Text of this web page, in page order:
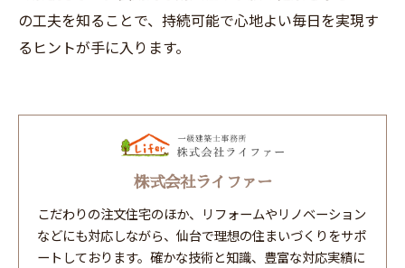
の工夫を知ることで、持続可能で心地よい毎日を実現す
るヒントが手に入ります。
株式会社ライファー
こだわりの注文住宅のほか、リフォームやリノベーション
などにも対応しながら、仙台で理想の住まいづくりをサポ
ートしております。確かな技術と知識、豊富な対応実績に